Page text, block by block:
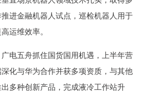
进金融机器人试点，巡检机器人用于
运维效率。
电五舟抓住国货国用机遇，上半年营
化与华为合作并获多项资质，与其他
多种创新产品，完成液冷工作站升